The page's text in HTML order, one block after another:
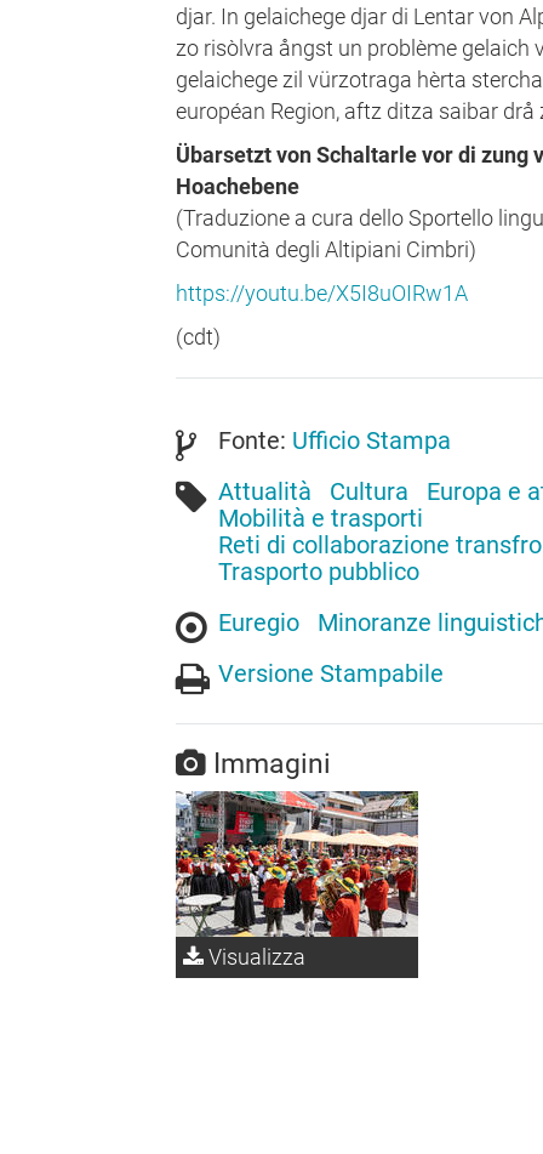
djar. In gelaichege djar di Lentar von
zo risòlvra ångst un problème gelaich
gelaichege zil vürzotraga hèrta
européan Region, aftz ditza saibar drå
Übarsetzt von Schaltarle vor di zung
Hoachebene
(Traduzione a cura dello Sportello
Comunità degli Altipiani Cimbri)
https://youtu.be/X5I8uOIRw1A
(cdt)
Fonte: Ufficio Stampa
Attualità
Cultura
Europa e
Mobilità e trasporti
Reti di collaborazione
Trasporto pubblico
Euregio
Minoranze
Versione Stampabile
Immagini
Visualizza